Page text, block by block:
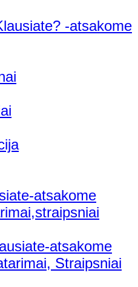
-atsakome
atsakome
atsakome
Straipsniai